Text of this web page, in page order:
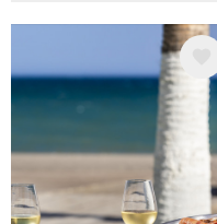
Afbeelding